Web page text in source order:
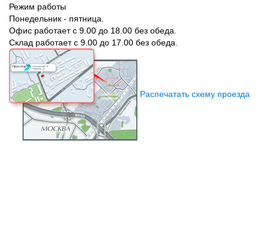
Режим работы
Понедельник - пятница.
Офис работает с 9.00 до 18.00 без обеда.
Склад работает с 9.00 до 17.00 без обеда.
Распечатать схему проезда